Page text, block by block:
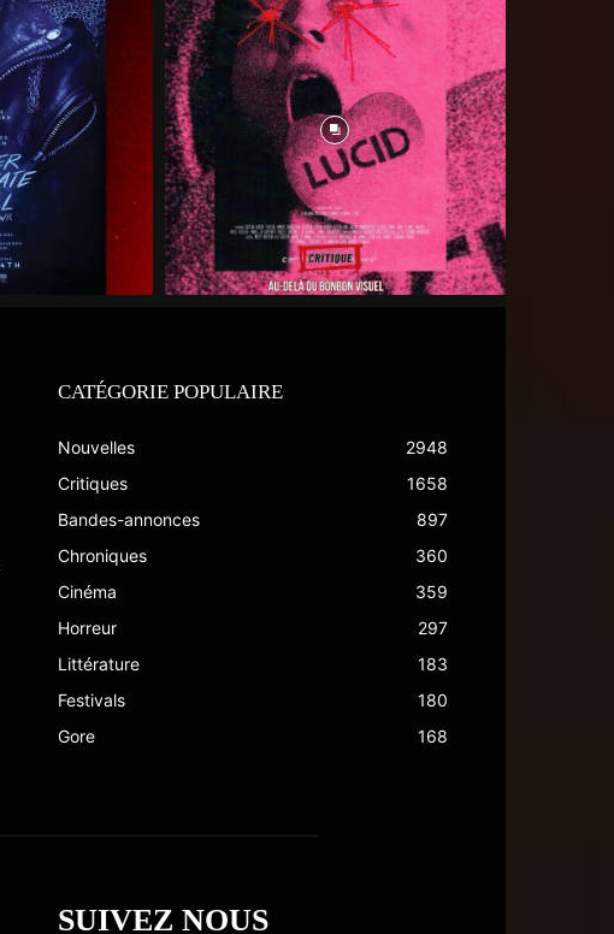
CATÉGORIE POPULAIRE
Nouvelles
2948
Critiques
1658
Bandes-annonces
897
Chroniques
360
Cinéma
359
Horreur
297
Littérature
183
Festivals
180
Gore
168
SUIVEZ NOUS